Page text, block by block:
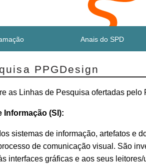
Anais do SPD
PPGDesign
as Linhas de Pesquisa ofertadas pelo
Informação (SI):
sistemas de informação, artefatos e
de comunicação visual. São
interfaces gráficas e aos seus